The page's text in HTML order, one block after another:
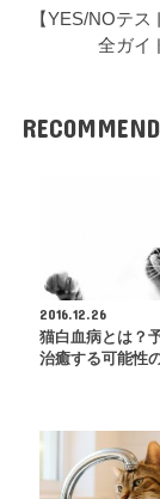
【YES/NOテ
全ガイ
RECOMMEND
2016.12.26
猫白血病とは？
治癒する可能性